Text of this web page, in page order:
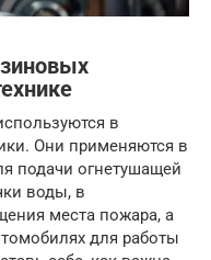
в
Они применяются в
подачи огнетушащей
воды, в
места пожара, а
для работы